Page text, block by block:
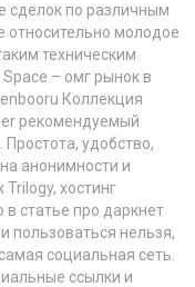
сделок по различным
относительно молодое
техническим
– омг рынок в
Коллекция
рекомендуемый
удобство,
анонимности и
хостинг
в статье про даркнет
пользоваться нельзя,
социальная сеть.
ссылки и